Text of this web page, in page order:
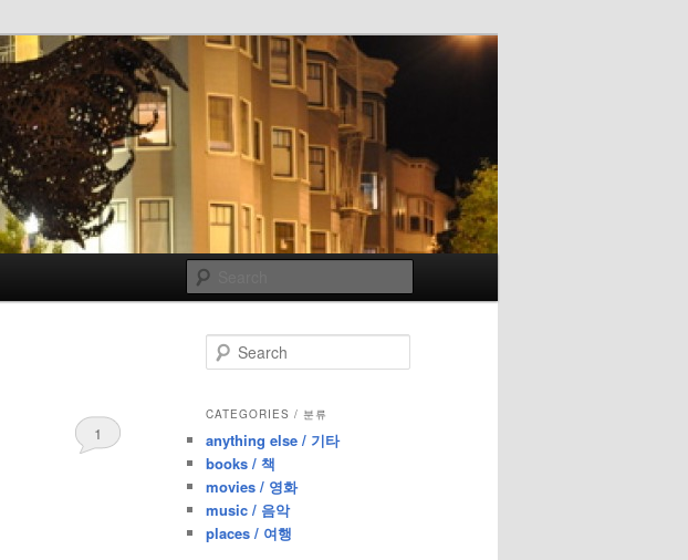
1
e
r
h
CATEGORIES / 분류
anything else / 기타
books / 책
movies / 영화
music / 음악
places / 여행